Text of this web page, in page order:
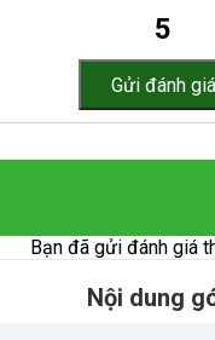
5
Bạn đã gửi đánh giá
Nội dung